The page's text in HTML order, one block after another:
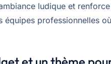
ludique et
équipes professionnelles